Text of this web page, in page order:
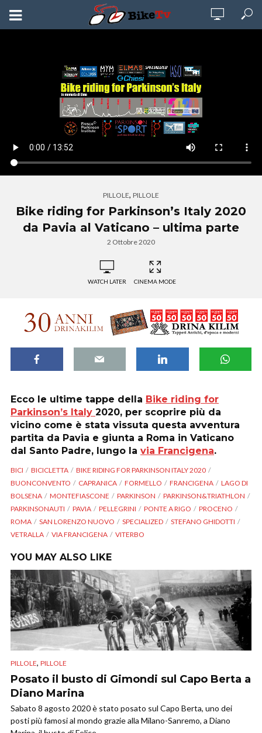
PILLOLE, PILLOLE
Bike riding for Parkinson’s Italy 2020
da Pavia al Vaticano – ultima parte
2 Ottobre 2020
WATCH LATER CINEMA MODE
Ecco le ultime tappe della Bike riding for
Parkinson’s Italy 2020, per scoprire più da
vicino come è stata vissuta questa avventura
partita da Pavia e giunta a Roma in Vaticano
dal Santo Padre, lungo la via Francigena.
BICI BICICLETTA
BIKE RIDING FOR PARKINSON ITALY 2020
BUONCONVENTO
CAPRANICA FORMELLO FRANCIGENA
LAGO DI
BOLSENA
MONTEFIASCONE PARKINSON
PARKINSON&TRIATHLON
PARKINSONAUTI
PAVIA PELLEGRINI PONTE A RIGO
PROCENO
ROMA
SAN LORENZO NUOVO SPECIALIZED
STEFANO GHIDOTTI
VETRALLA
VIA FRANCIGENA VITERBO
YOU MAY ALSO LIKE
PILLOLE, PILLOLE
Posato il busto di Gimondi sul Capo Berta a
Diano Marina
Sabato 8 agosto 2020 è stato posato sul Capo Berta, uno dei
posti più famosi al mondo grazie alla Milano-Sanremo, a Diano